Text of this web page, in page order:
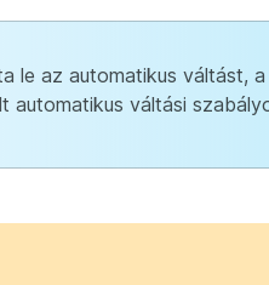
le az automatikus váltást,
automatikus váltási